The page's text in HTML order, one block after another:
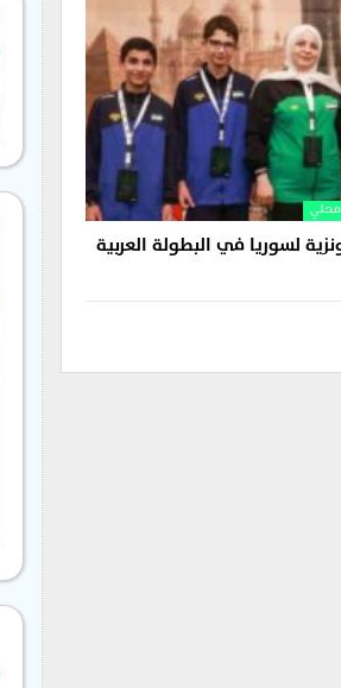
محلي
لسوريا في البطولة العربية